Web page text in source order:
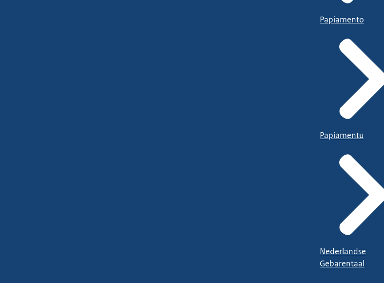
Papiamento
Papiamentu
Nederlandse
Gebarentaal